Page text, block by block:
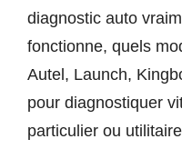
diagnostic auto
fonctionne, quels
Autel, Launch,
pour diagnostiquer
particulier ou